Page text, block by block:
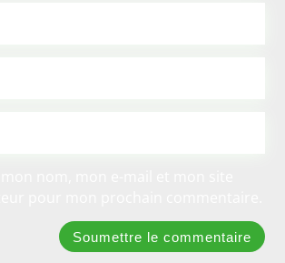
Soumettre le commentaire